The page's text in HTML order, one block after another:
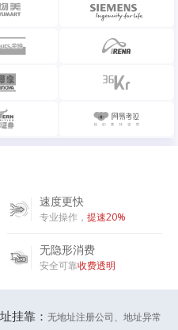
速度更快
专业操作，提速20%
无隐形消费
安全可靠收费透明
挂靠： 无地址注册公司、地址异常